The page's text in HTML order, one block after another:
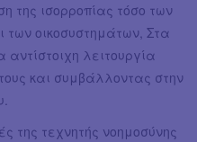
της ισορροπίας τόσο των
οικοσυστημάτων, Στα
λειτουργία
και συμβάλλοντας στην
της τεχνητής νοημοσύνης